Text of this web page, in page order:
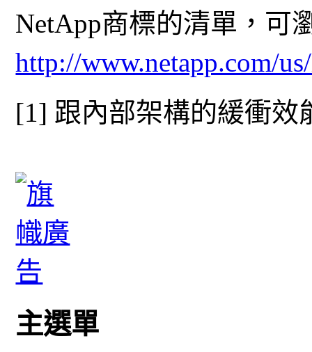
NetApp商標的清單，可
http://www.netapp.com/
[1] 跟內部架構的緩衝效
主選單